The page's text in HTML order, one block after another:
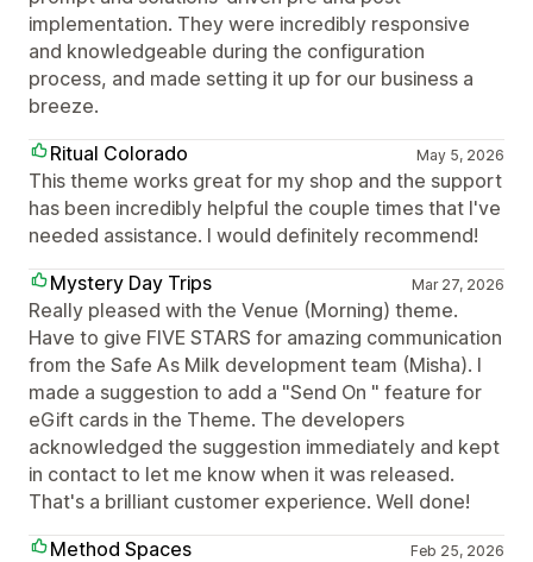
implementation. They were incredibly responsive
and knowledgeable during the configuration
process, and made setting it up for our business a
breeze.
Ritual Colorado
May 5, 2026
This theme works great for my shop and the support
has been incredibly helpful the couple times that I've
needed assistance. I would definitely recommend!
Mystery Day Trips
Mar 27, 2026
Really pleased with the Venue (Morning) theme.
Have to give FIVE STARS for amazing communication
from the Safe As Milk development team (Misha). I
made a suggestion to add a "Send On " feature for
eGift cards in the Theme. The developers
acknowledged the suggestion immediately and kept
in contact to let me know when it was released.
That's a brilliant customer experience. Well done!
Method Spaces
Feb 25, 2026